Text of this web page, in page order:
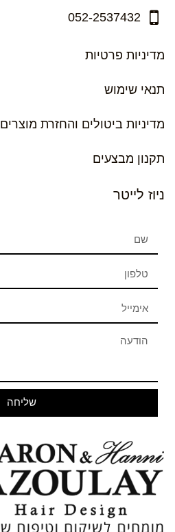
052-2537432
מדיניות פרטיות
תנאי שימוש
מדיניות ביטולים והחזרת מוצרים
תקנון מבצעים
ניוז לייטר
שליחה